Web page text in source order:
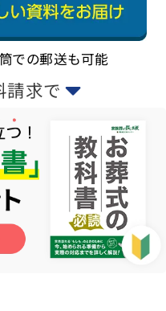
での郵送も可能
請求で